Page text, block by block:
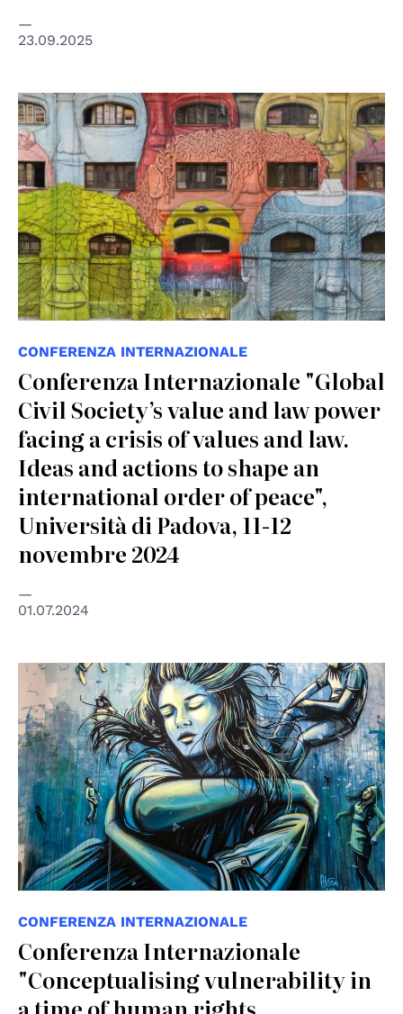
23.09.2025
© BLU
CONFERENZA INTERNAZIONALE
Conferenza Internazionale "Global
Civil Society’s value and law power
facing a crisis of values and law.
Ideas and actions to shape an
international order of peace",
Università di Padova, 11-12
novembre 2024
01.07.2024
© Alice
CONFERENZA INTERNAZIONALE
Conferenza Internazionale
"Conceptualising vulnerability in